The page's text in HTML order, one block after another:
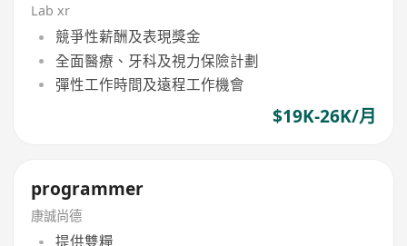
Lab xr
競爭性薪酬及表現獎金
全面醫療、牙科及視力保險計劃
彈性工作時間及遠程工作機會
$19K-26K/月
programmer
康誠尚德
提供雙糧